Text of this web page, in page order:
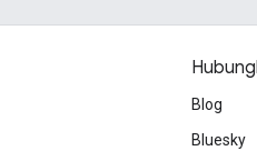
Blog
Bluesky